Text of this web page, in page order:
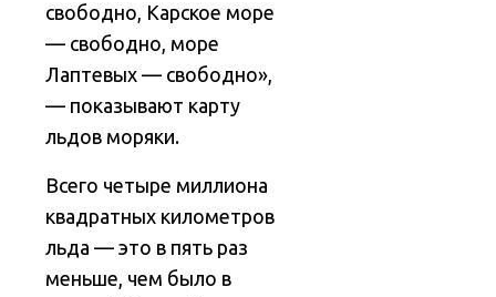
свободно, Карское море
— свободно, море
Лаптевых — свободно»,
— показывают карту
льдов моряки.
Всего четыре миллиона
квадратных километров
льда — это в пять раз
меньше, чем было в